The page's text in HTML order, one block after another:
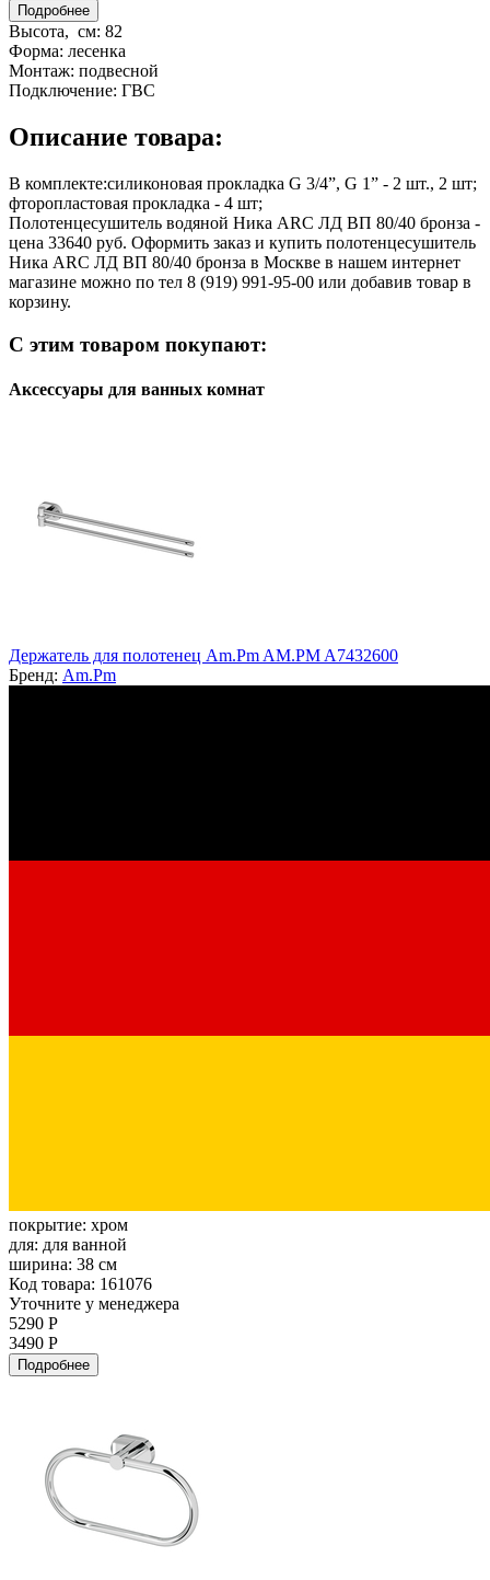
Подробнее
Высота, см: 82
Форма: лесенка
Монтаж: подвесной
Подключение: ГВС
Описание товара:
В комплекте:силиконовая прокладка G 3/4”, G 1” - 2 шт., 2 шт;
фторопластовая прокладка - 4 шт;
Полотенцесушитель водяной Ника ARC ЛД ВП 80/40 бронза -
цена 33640 руб. Оформить заказ и купить полотенцесушитель
Ника ARC ЛД ВП 80/40 бронза в Москве в нашем интернет
магазине можно по тел 8 (919) 991-95-00 или добавив товар в
корзину.
С этим товаром покупают:
Аксессуары для ванных комнат
Держатель для полотенец Am.Pm AM.PM A7432600
Бренд: Am.Pm
покрытие: хром
для: для ванной
ширина: 38 см
Код товара: 161076
Уточните у менеджера
5290 Р
3490 Р
Подробнее